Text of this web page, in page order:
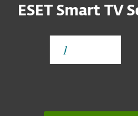
ESET Smart TV